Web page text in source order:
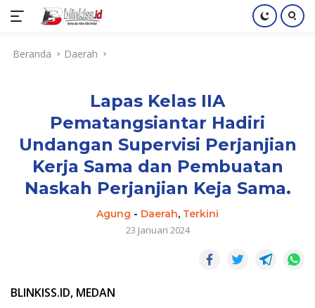
Beranda Daerah
Lapas Kelas IIA
Pematangsiantar Hadiri
Undangan Supervisi Perjanjian
Kerja Sama dan Pembuatan
Naskah Perjanjian Keja Sama.
Agung - Daerah, Terkini
23 Januari 2024
BLINKISS.ID, MEDAN